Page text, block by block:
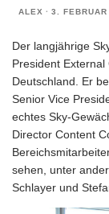
ALEX · 3.
Der langjährige
President
Deutschland. Er
Senior Vice
echtes Sky-
Director Content
sehen, unter
Schlayer und